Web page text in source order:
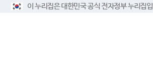
이 누리집은 대한민국 공식 전자정부 누리집